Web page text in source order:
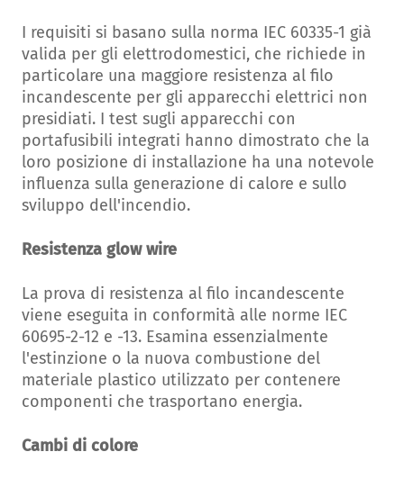
I requisiti si basano sulla norma IEC 60335-1 già
valida per gli elettrodomestici, che richiede in
particolare una maggiore resistenza al filo
incandescente per gli apparecchi elettrici non
presidiati. I test sugli apparecchi con
portafusibili integrati hanno dimostrato che la
loro posizione di installazione ha una notevole
influenza sulla generazione di calore e sullo
sviluppo dell'incendio.
Resistenza glow wire
La prova di resistenza al filo incandescente
viene eseguita in conformità alle norme IEC
60695-2-12 e -13. Esamina essenzialmente
l'estinzione o la nuova combustione del
materiale plastico utilizzato per contenere
componenti che trasportano energia.
Cambi di colore